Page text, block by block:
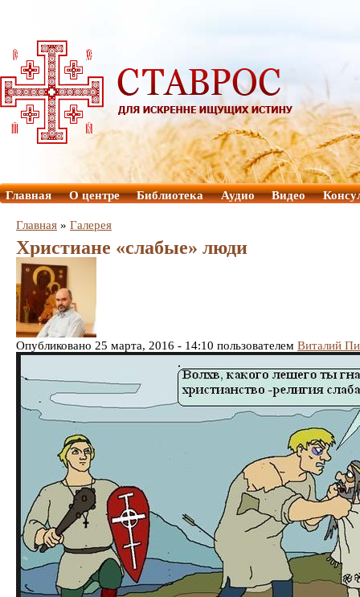
Главная О центре Библиотека Аудио Видео
Главная » Галерея
Христиане «слабые» люди
Опубликовано 25 марта, 2016 - 14:10 пользователем Виталий